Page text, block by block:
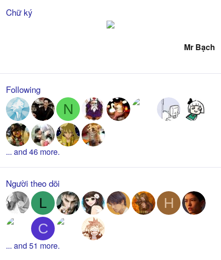
Chữ ký
Mr Bạch
Following
N
... and 46 more.
Người theo dõi
L
H
C
... and 51 more.